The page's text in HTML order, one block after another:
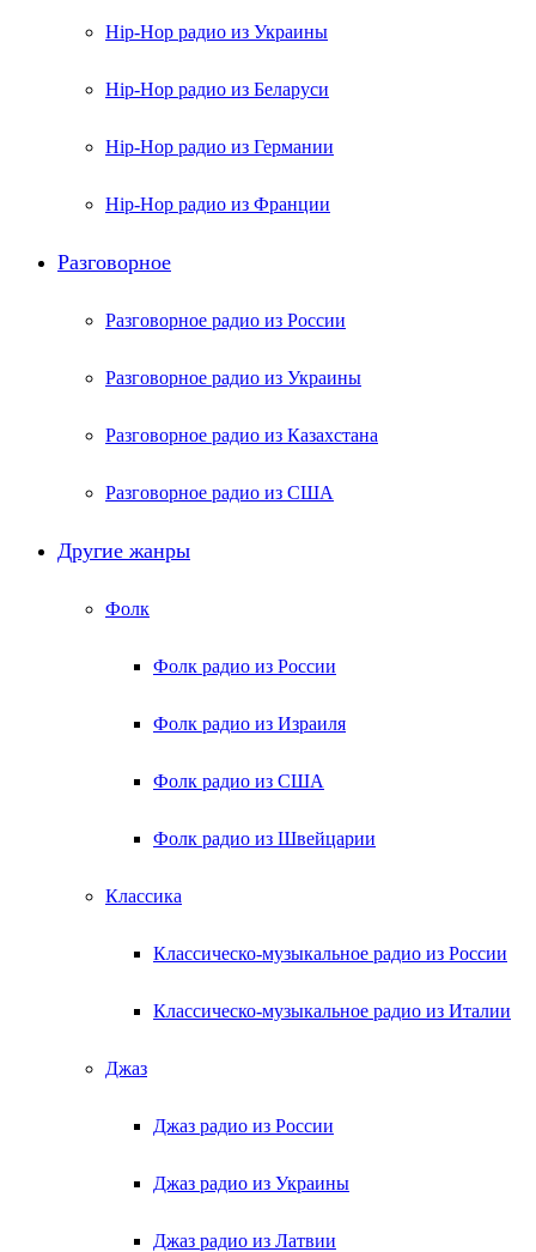
Hip-Hop радио из Украины
Hip-Hop радио из Беларуси
Hip-Hop радио из Германии
Hip-Hop радио из Франции
Разговорное
Разговорное радио из России
Разговорное радио из Украины
Разговорное радио из Казахстана
Разговорное радио из США
Другие жанры
Фолк
Фолк радио из России
Фолк радио из Израиля
Фолк радио из США
Фолк радио из Швейцарии
Классика
Классическо-музыкальное радио из России
Классическо-музыкальное радио из Италии
Джаз
Джаз радио из России
Джаз радио из Украины
Джаз радио из Латвии